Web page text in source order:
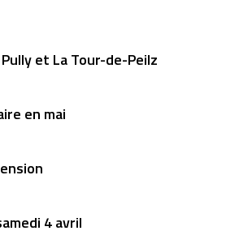
et La Tour-de-Peilz
en mai
4 avril